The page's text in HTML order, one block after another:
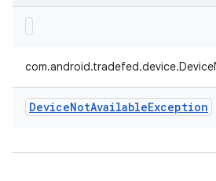
DeviceNotAvailableException